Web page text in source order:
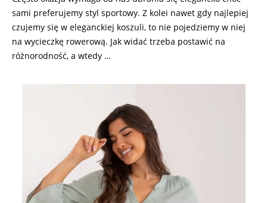
sami preferujemy styl sportowy. Z kolei nawet gdy najlepiej
czujemy się w eleganckiej koszuli, to nie pojedziemy w niej
na wycieczkę rowerową. Jak widać trzeba postawić na
różnorodność, a wtedy …